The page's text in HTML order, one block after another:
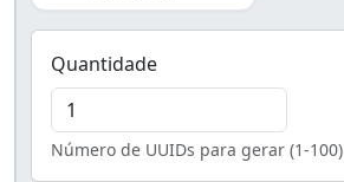
Quantidade
Número de UUIDs para gerar (1-100)